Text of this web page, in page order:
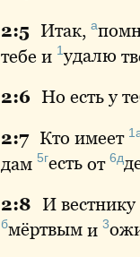
2:5 Итак, а
тебе и 1удалю
2:6 Но есть у
2:7 Кто имеет
дам 5гесть от 6д
2:8 И
бмёртвым и 3